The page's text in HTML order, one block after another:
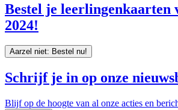
Bestel je leerlingenkaarten
2024!
Aarzel niet: Bestel nu!
Schrijf je in op onze
Blijf op de hoogte van al onze acties en